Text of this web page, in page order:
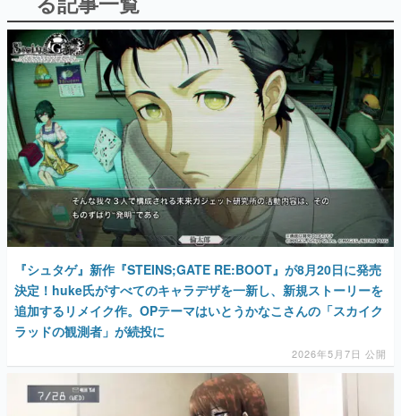
日本モバイルゲーム産業史
日本のモバイルゲーム史における主要なトピック・タイト
ルを網羅するほか、開発者へのインタビューや識者による
解説を掲載。約20年の歴史が一望できる決定版！
若ゲのいたり〜ゲームクリエイターの青春〜
『うつヌケ』『ペンと箸』等で知られるマンガ家・田中圭
一先生によるゲーム業界レポートマンガです。
なんでゲームは面白い？
ゲーム開発者・hamatsu氏がゲームの魅力を画面や操作の
具体的な形から解き明かしていく、硬派で骨太な評論連載
です。
ゲームが変えた日本語
の起源や用法の変遷を、コンピューター文化史研究家・タ
イニーP氏が徹底調査。
カテゴリ
特集記事
マンガ
『シュタゲ』新作『STEINS;GATE RE:BOOT』が8月20日に発売
決定！huke氏がすべてのキャラデザを一新し、新規ストーリーを
追加するリメイク作。OPテーマはいとうかなこさんの「スカイク
ラッドの観測者」が続投に
2026年5月7日 公開